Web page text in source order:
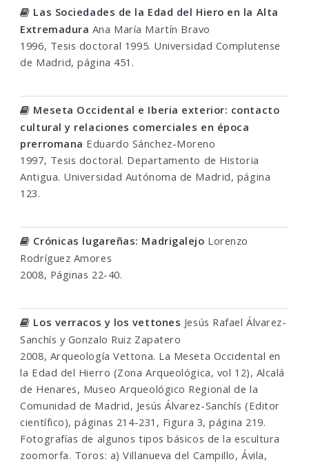
Las Sociedades de la Edad del Hiero en la Alta
Extremadura Ana María Martín Bravo
1996, Tesis doctoral 1995. Universidad Complutense
de Madrid, página 451.
Meseta Occidental e Iberia exterior: contacto
cultural y relaciones comerciales en época
prerromana Eduardo Sánchez-Moreno
1997, Tesis doctoral. Departamento de Historia
Antigua. Universidad Autónoma de Madrid, página
123.
Crónicas lugareñas: Madrigalejo Lorenzo
Rodríguez Amores
2008, Páginas 22-40.
Los verracos y los vettones Jesús Rafael Álvarez-
Sanchís y Gonzalo Ruiz Zapatero
2008, Arqueología Vettona. La Meseta Occidental en
la Edad del Hierro (Zona Arqueológica, vol 12), Alcalá
de Henares, Museo Arqueológico Regional de la
Comunidad de Madrid, Jesús Álvarez-Sanchís (Editor
científico), páginas 214-231, Figura 3, página 219.
Fotografías de algunos tipos básicos de la escultura
zoomorfa. Toros: a) Villanueva del Campillo, Ávila,